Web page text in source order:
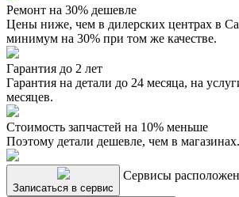
Ремонт на 30% дешевле
Цены ниже, чем в дилерских центрах в
минимум на 30% при том же качестве.
Гарантия до 2 лет
Гарантия на детали до 24 месяца, на
месяцев.
Стоимость запчастей на 10% меньше
Поэтому детали дешевле, чем в магазинах.
Записаться в сервис
Сервисы